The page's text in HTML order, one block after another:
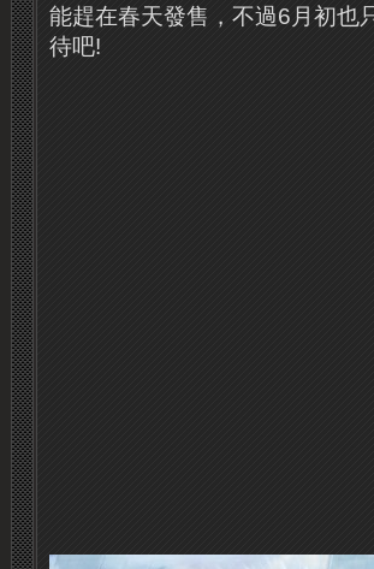
能趕在春天發售，不過6月初也
待吧!